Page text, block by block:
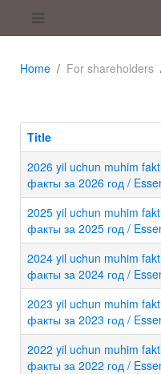
Home For shareholders
Title
2026 yil uchun muhim
факты за 2026 год /
2025 yil uchun muhim
факты за 2025 год /
2024 yil uchun muhim
факты за 2024 год /
2023 yil uchun muhim
факты за 2023 год /
2022 yil uchun muhim
факты за 2022 год /